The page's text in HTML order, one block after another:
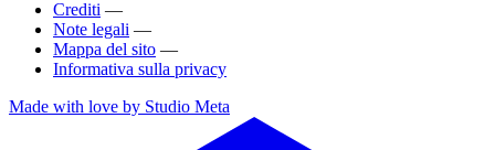
Crediti —
Note legali —
Mappa del sito —
Informativa sulla privacy
Made with love by Studio Meta